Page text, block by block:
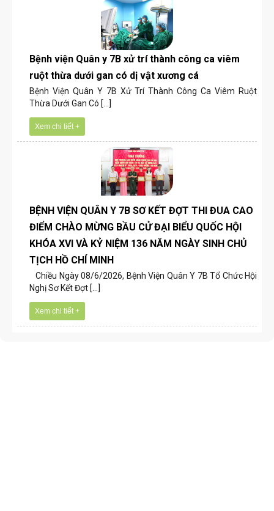
Bệnh viện Quân y 7B xử trí thành công ca viêm
ruột thừa dưới gan có dị vật xương cá
Bệnh Viện Quân Y 7B Xử Trí Thành Công Ca Viêm Ruột
Thừa Dưới Gan Có [...]
Xem chi tiết +
BỆNH VIỆN QUÂN Y 7B SƠ KẾT ĐỢT THI ĐUA CAO
ĐIỂM CHÀO MỪNG BẦU CỬ ĐẠI BIỂU QUỐC HỘI
KHÓA XVI VÀ KỶ NIỆM 136 NĂM NGÀY SINH CHỦ
TỊCH HỒ CHÍ MINH
Chiều Ngày 08/6/2026, Bệnh Viện Quân Y 7B Tổ Chức Hội
Nghị Sơ Kết Đợt [...]
Xem chi tiết +